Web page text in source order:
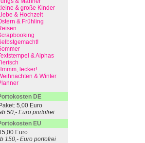
& große Kinder
& Hochzeit
& Frühling
& Alphas
lecker!
& Winter
DE
5,00 Euro
50,- Euro portofrei
EU
Euro
150,- Euro portofrei